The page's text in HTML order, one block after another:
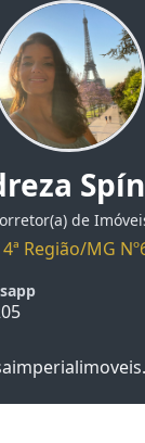
de
4ª Região/MG